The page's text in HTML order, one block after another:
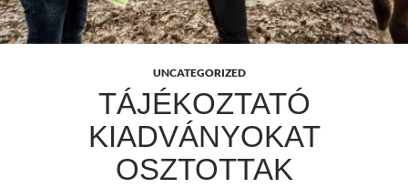
UNCATEGORIZED
TÁJÉKOZTATÓ
KIADVÁNYOKAT
OSZTOTTAK